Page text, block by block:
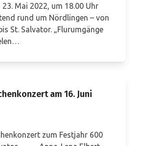
Mai 2022, um 18.00 Uhr
rund um Nördlingen – von
St. Salvator. „Flurumgänge
am 16. Juni
zum Festjahr 600